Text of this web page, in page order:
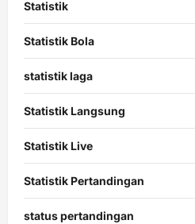
Statistik
Statistik Bola
statistik laga
Statistik Langsung
Statistik Live
Statistik Pertandingan
status pertandingan